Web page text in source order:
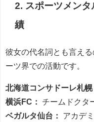
2. スポーツメン
績
彼女の代名詞とも言え
ーツ界での活動です。
北海道コンサドーレ札幌
横浜FC：
チームドクタ
ベガルタ仙台：
アカデ